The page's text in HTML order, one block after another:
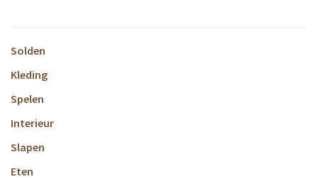
Solden
Kleding
Spelen
Interieur
Slapen
Eten